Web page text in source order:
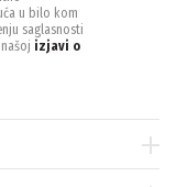
u bilo kom
saglasnosti
izjavi o